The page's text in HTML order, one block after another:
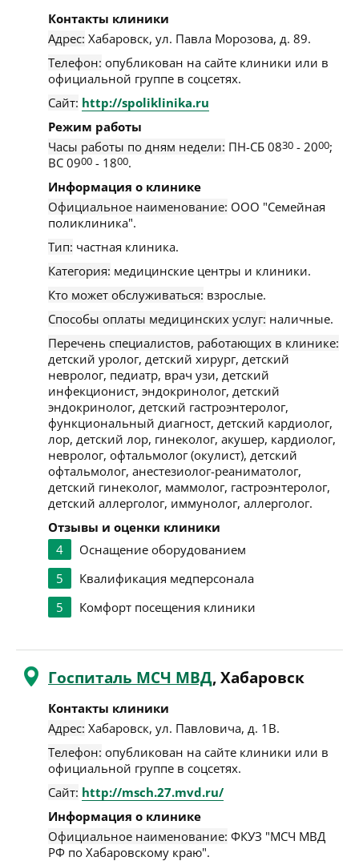
Контакты клиники
Адрес: Хабаровск, ул. Павла Морозова, д. 89.
Телефон: опубликован на сайте клиники или в
официальной группе в соцсетях.
Сайт: http://spoliklinika.ru
Режим работы
Часы работы по дням недели: ПН-СБ 0830 - 2000;
ВС 0900 - 1800.
Информация о клинике
Официальное наименование: ООО "Семейная
поликлиника".
Тип: частная клиника.
Категория: медицинские центры и клиники.
Кто может обслуживаться: взрослые.
Способы оплаты медицинских услуг: наличные.
Перечень специалистов, работающих в клинике:
детский уролог, детский хирург, детский
невролог, педиатр, врач узи, детский
инфекционист, эндокринолог, детский
эндокринолог, детский гастроэнтеролог,
функциональный диагност, детский кардиолог,
лор, детский лор, гинеколог, акушер, кардиолог,
невролог, офтальмолог (окулист), детский
офтальмолог, анестезиолог-реаниматолог,
детский гинеколог, маммолог, гастроэнтеролог,
детский аллерголог, иммунолог, аллерголог.
Отзывы и оценки клиники
4
Оснащение оборудованием
5
Квалификация медперсонала
5
Комфорт посещения клиники
Госпиталь МСЧ МВД, Хабаровск
Контакты клиники
Адрес: Хабаровск, ул. Павловича, д. 1В.
Телефон: опубликован на сайте клиники или в
официальной группе в соцсетях.
Сайт: http://msch.27.mvd.ru/
Информация о клинике
Официальное наименование: ФКУЗ "МСЧ МВД
РФ по Хабаровскому краю".